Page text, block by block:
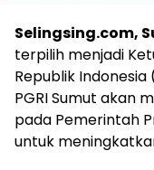
Selingsing.com,
terpilih menjadi
Republik Indonesia
PGRI Sumut akan
pada Pemerintah
untuk